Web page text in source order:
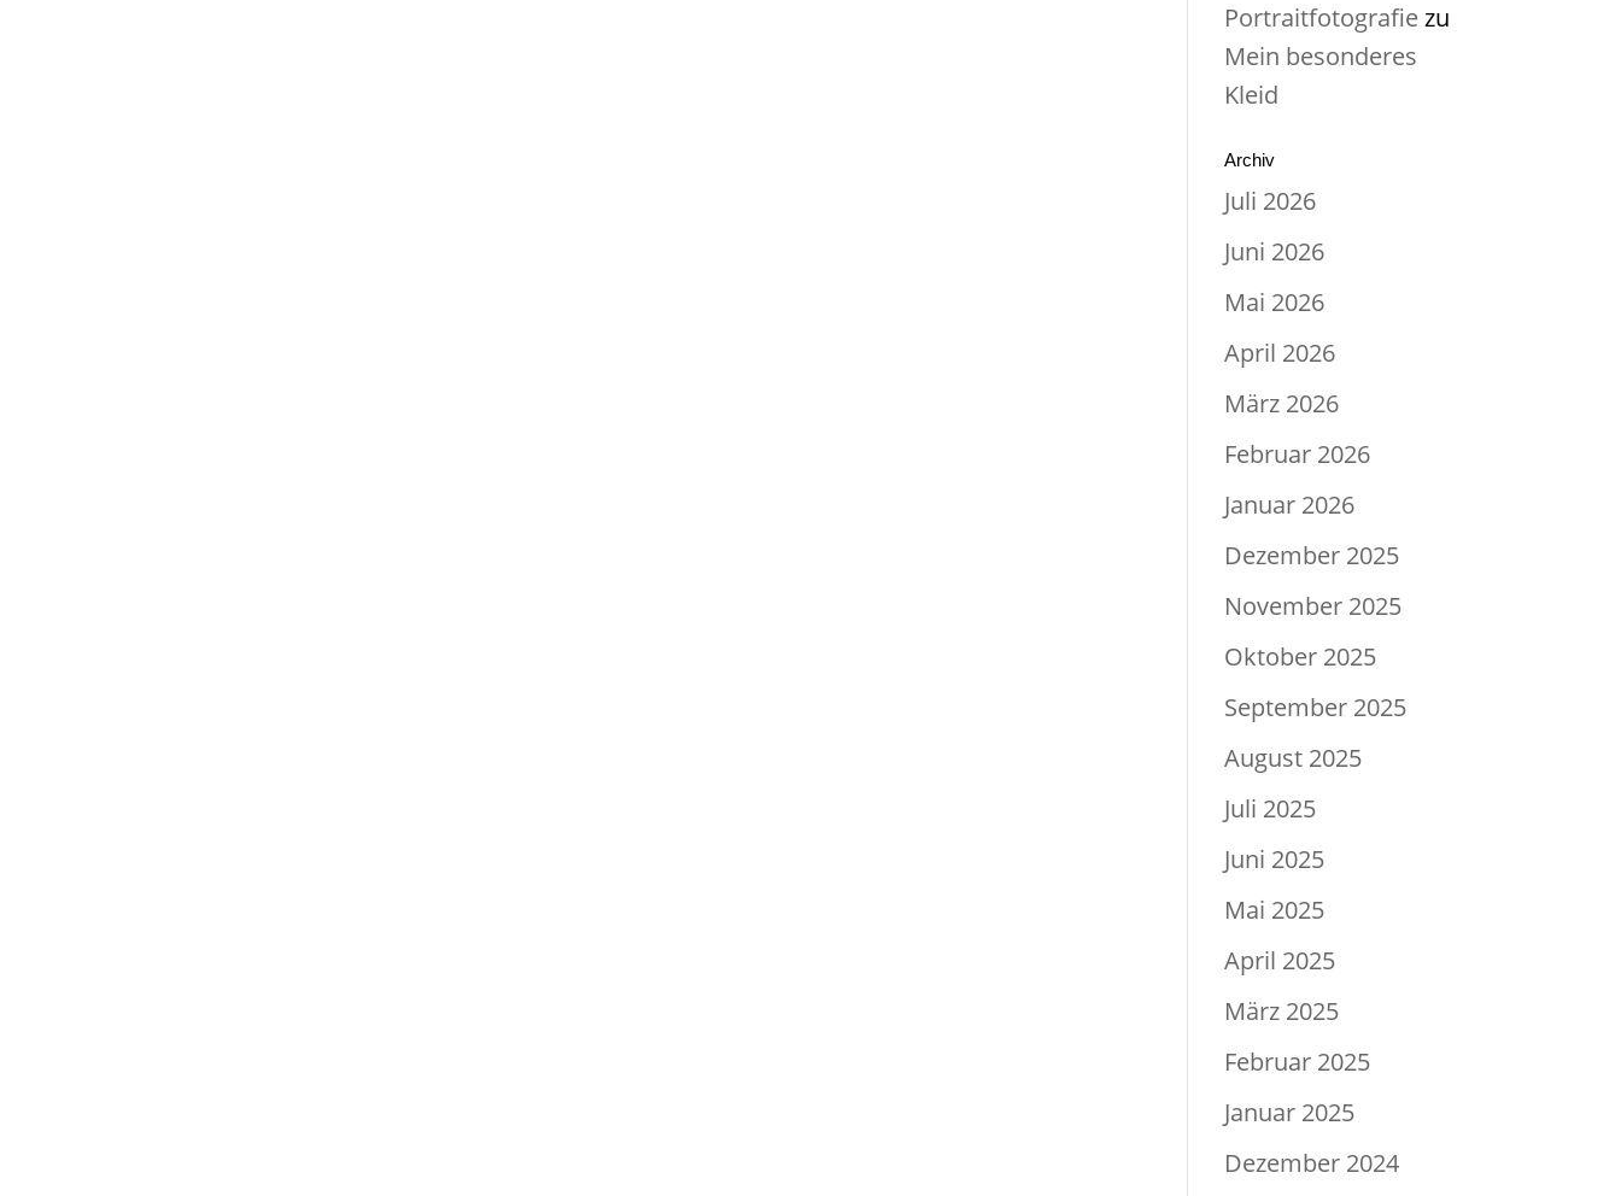
Portraitfotografiezu
Mein besonderes
Kleid
Archiv
Juli 2026
Juni 2026
Mai 2026
April 2026
März 2026
Februar 2026
Januar 2026
Dezember 2025
November 2025
Oktober 2025
September 2025
August 2025
Juli 2025
Juni 2025
Mai 2025
April 2025
März 2025
Februar 2025
Januar 2025
Dezember 2024